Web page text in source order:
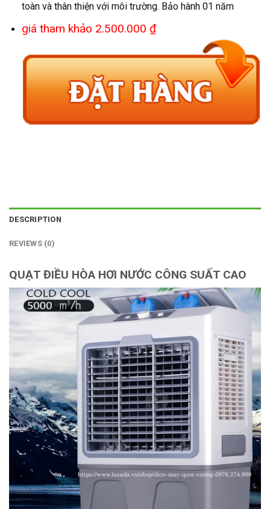
toàn và thân thiện với môi trường. Bảo hành 01 năm
giá tham khảo 2.500.000 ₫
DESCRIPTION
REVIEWS (0)
QUẠT ĐIỀU HÒA HƠI NƯỚC CÔNG SUẤT CAO